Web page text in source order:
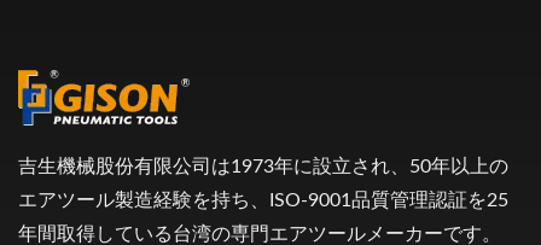
吉生機械股份有限公司は1973年に設立され、50年以上の
エアツール製造経験を持ち、ISO-9001品質管理認証を25
年間取得している台湾の専門エアツールメーカーです。